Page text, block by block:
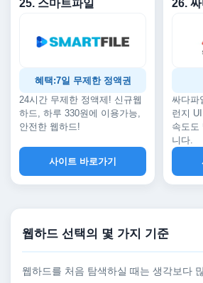
25. 스마트파일
혜택:7일 무제한 정액권
24시간 무제한 정액제! 신규웹
하드, 하루 330원에 이용가능,
안전한 웹하드!
사이트 바로가기
26.
싸다파
런지
속도도
니다.
웹하드 선택의 몇 가지 기준
웹하드를 처음 탐색하실 때는 생각보다